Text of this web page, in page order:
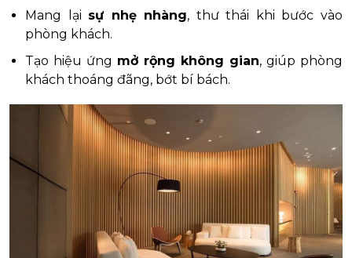
Mang lại sự nhẹ nhàng, thư thái khi bước vào
phòng khách.
Tạo hiệu ứng mở rộng không gian, giúp phòng
khách thoáng đãng, bớt bí bách.